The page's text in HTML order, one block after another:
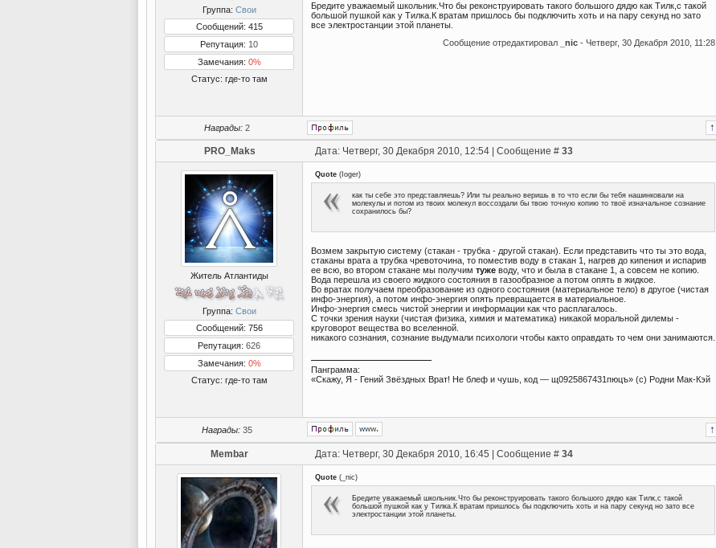
Группа: Свои
Сообщений: 415
Репутация: 10
Замечания: 0%
Статус: где-то там
Бредите уважаемый школьник.Что бы реконструировать такого большого дядю как Тилк,с такой
большой пушкой как у Тилка.К вратам пришлось бы подключить хоть и на пару секунд но зато
все электростанции этой планеты.
Сообщение отредактировал
_nic - Четверг, 30 Декабря 2010, 11:28
Награды: 2
PRO_Maks Дата: Четверг, 30 Декабря 2010, 12:54 | Сообщение # 33
Житель Атлантиды
Группа: Свои
Сообщений: 756
Репутация: 626
Замечания: 0%
Статус: где-то там
Quote ( Ioger)
как ты себе это представляешь? Или ты реально веришь в то что если бы тебя нашинковали на
молекулы и потом из твоих молекул воссоздали бы твою точную копию то твоё изначальное сознание
сохранилось бы?
Возмем закрытую систему (стакан - трубка - другой стакан). Если представить что ты это вода,
стаканы врата а трубка чревоточина, то поместив воду в стакан 1, нагрев до кипения и испарив
ее всю, во втором стакане мы получим туже воду, что и была в стакане 1, а совсем не копию.
Вода перешла из своего жидкого состояния в газообразное а потом опять в жидкое.
Во вратах получаем преобразование из одного состояния (материальное тело) в другое (чистая
инфо-энергия), а потом инфо-энергия опять превращается в материальное.
Инфо-энергия смесь чистой энергии и информации как что расплагалось.
С точки зрения науки (чистая физика, химия и математика) никакой моральной дилемы -
круговорот вещества во вселенной.
никакого сознания, сознание выдумали психологи чтобы както оправдать то чем они занимаются.
Панграмма:
«Скажу, Я - Гений Звёздных Врат! Не блеф и чушь, код — щ0925867431пюцъ» (с) Родни Мак-Кэй
Награды: 35
Membar Дата: Четверг, 30 Декабря 2010, 16:45 | Сообщение # 34
Quote ( _nic)
Бредите уважаемый школьник.Что бы реконструировать такого большого дядю как Тилк,с такой
большой пушкой как у Тилка.К вратам пришлось бы подключить хоть и на пару секунд но зато все
электростанции этой планеты.